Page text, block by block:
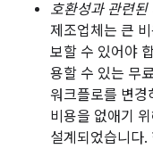
호환성과 관련된
제조업체는 큰
보할 수 있어야
용할 수 있는 무
워크플로를 변
비용을 없애기
설계되었습니다.